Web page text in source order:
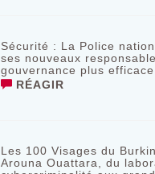
Sécurité : La Police
ses nouveaux
gouvernance plus efficace
RÉAGIR
Les 100 Visages du
Arouna Ouattara, du